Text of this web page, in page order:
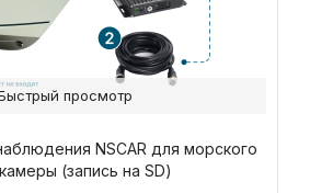
NSCAR для морского
(запись на SD)
просмотр